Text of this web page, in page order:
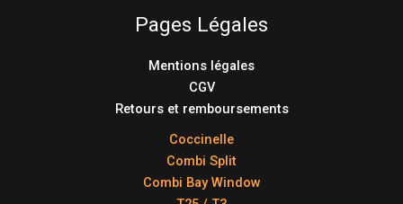
Pages Légales
Mentions légales
CGV
Retours et remboursements
Coccinelle
Combi Split
Combi Bay Window